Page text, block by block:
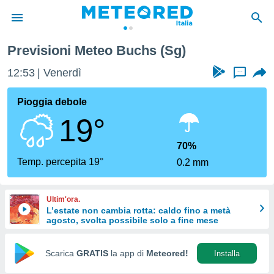
di
per
le
di
Web
Previsioni Meteo Buchs (Sg)
12:53 Venerdì ...
Pioggia debole
19°
Temp. percepita 19°
70%
0.2 mm
Ultim'ora.
L’estate non cambia rotta: caldo fino a metà
agosto, svolta possibile solo a fine mese
Scarica GRATIS la app di Meteored! Installa